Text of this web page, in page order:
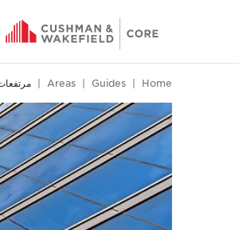
Home
Guides
Areas